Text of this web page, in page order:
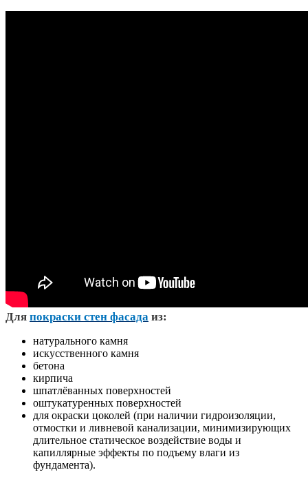
Для покраски стен фасада из:
натурального камня
искусственного камня
бетона
кирпича
шпатлёванных поверхностей
оштукатуренных поверхностей
для окраски цоколей (при наличии гидроизоляции,
отмостки и ливневой канализации, минимизирующих
длительное статическое воздействие воды и
капиллярные эффекты по подъему влаги из
фундамента).